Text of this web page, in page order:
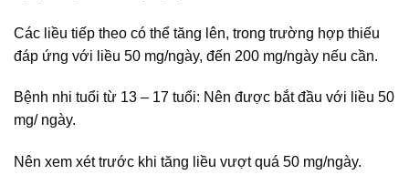
Các liều tiếp theo có thể tăng lên, trong trường hợp thiếu
đáp ứng với liều 50 mg/ngày, đến 200 mg/ngày nếu cần.
Bệnh nhi tuổi từ 13 – 17 tuổi: Nên được bắt đầu với liều 50
mg/ ngày.
Nên xem xét trước khi tăng liều vượt quá 50 mg/ngày.